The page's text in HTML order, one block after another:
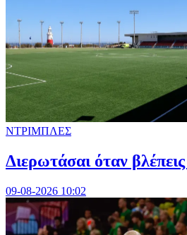
ΝΤΡΙΜΠΛΕΣ
Διερωτάσαι όταν
09-08-2026 10:02